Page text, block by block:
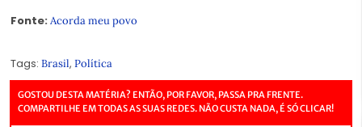
Fonte: Acorda meu povo
Tags: Brasil, Política
GOSTOU DESTA MATÉRIA? ENTÃO, POR FAVOR, PASSA PRA FRENTE.
COMPARTILHE EM TODAS AS SUAS REDES. NÃO CUSTA NADA, É SÓ CLICAR!